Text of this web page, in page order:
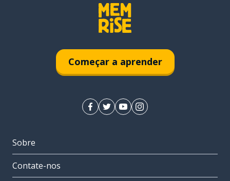
Começar a aprender
Sobre
Contate-nos